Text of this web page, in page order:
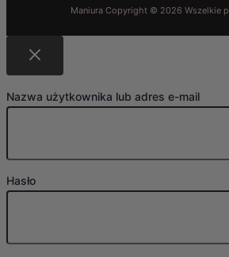
Nazwa użytkownika lub adres e-mail
Hasło